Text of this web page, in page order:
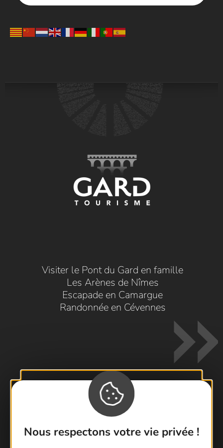
Nous respectons votre vie privée !
Visiter le Pont du Gard en famille
Les Arènes de Nîmes
Escapade en Camargue
Randonnée en Cévennes
Contactez-nous !
Foire aux questions
Brochures